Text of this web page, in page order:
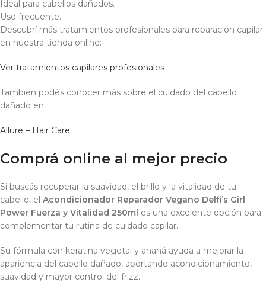
Ideal para cabellos dañados.
Uso frecuente.
Descubrí más tratamientos profesionales para reparación capilar
en nuestra tienda online:
Ver tratamientos capilares profesionales
También podés conocer más sobre el cuidado del cabello
dañado en:
Allure – Hair Care
Comprá online al mejor precio
Si buscás recuperar la suavidad, el brillo y la vitalidad de tu
cabello, el Acondicionador Reparador Vegano Delfi’s Girl
Power Fuerza y Vitalidad 250ml es una excelente opción para
complementar tu rutina de cuidado capilar.
Su fórmula con keratina vegetal y ananá ayuda a mejorar la
apariencia del cabello dañado, aportando acondicionamiento,
suavidad y mayor control del frizz.